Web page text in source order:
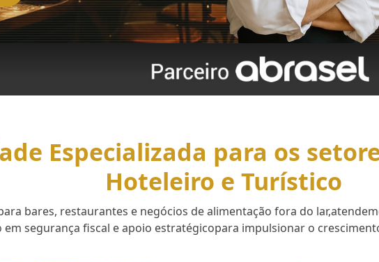
Especializada para os
Hoteleiro e Turístico
bares, restaurantes e negócios de alimentação fora do
em segurança fiscal e apoio estratégicopara impulsionar o